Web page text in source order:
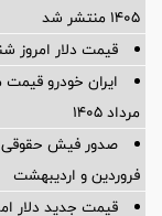
۱۴۰۵ منتشر شد
قیمت دلار امروز شنبه ۳ مرداد ۱۴۰۵/
مرداد ۱۴۰۵
صدور فیش حقوقی
فروردین و اردیبهشت
قیمت جدید دلار امروز